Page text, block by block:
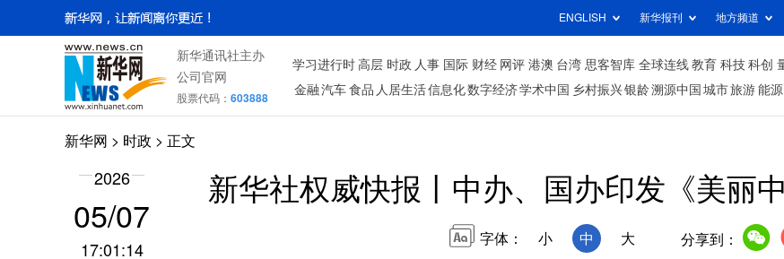
ENGLISH 新华报刊 地方频道
新华通讯社主办
公司官网
股票代码： 603888
学习进行时 高层 时政 人事 国际 财经 网评 港澳 台湾 思客智库 全球连线 教育 科技 科创
金融 汽车 食品 人居生活信息化数字经济学术中国 乡村振兴银龄溯源中国 城市旅游 能源
新华网 > 时政 > 正文
2026
05/07
17:01:14
新华社权威快报丨中办、国办印发《美丽
字体： 小 中 大 分享到：